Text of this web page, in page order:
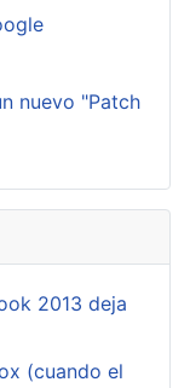
nuevo "Patch
2013 deja
(cuando el